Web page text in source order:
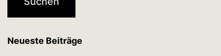
Neueste Beiträge